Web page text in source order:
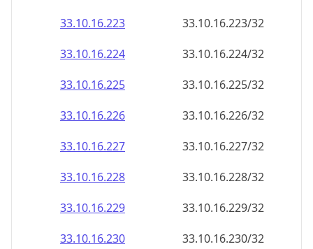
33.10.16.232
33.10.16.232/32
33.10.16.233
33.10.16.233/32
33.10.16.234
33.10.16.234/32
33.10.16.235
33.10.16.235/32
33.10.16.236
33.10.16.236/32
33.10.16.237
33.10.16.237/32
33.10.16.238
33.10.16.238/32
33.10.16.239
33.10.16.239/32